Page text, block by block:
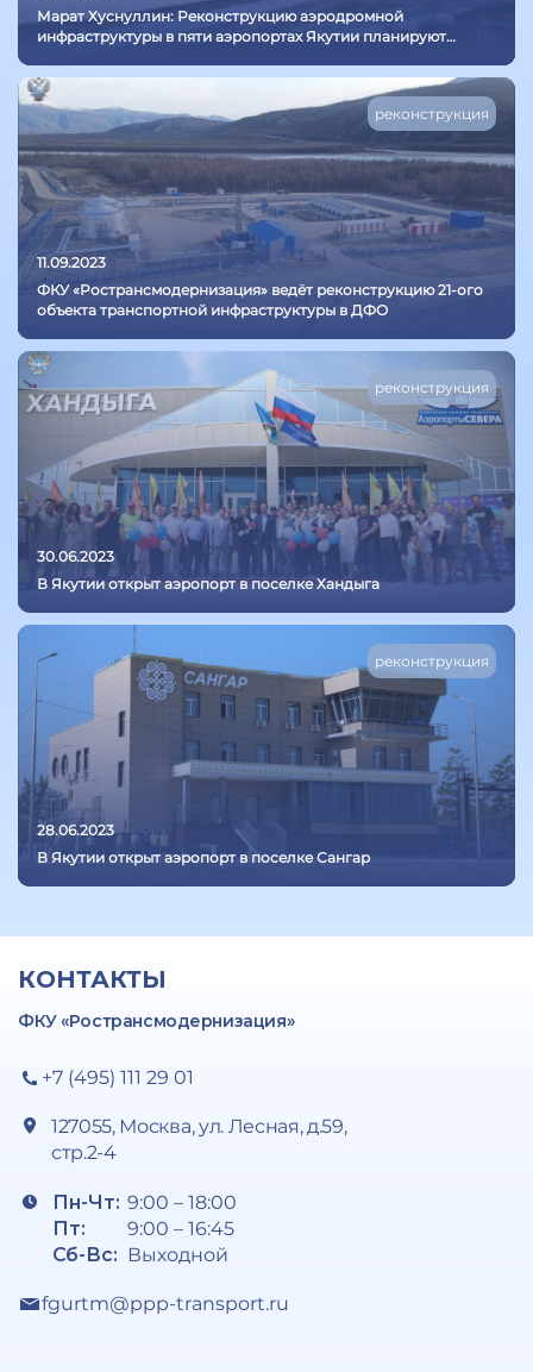
Марат Хуснуллин: Реконструкцию аэродромной
инфраструктуры в пяти аэропортах Якутии планируют
реконструкция
11.09.2023
ФКУ «Ространсмодернизация» ведёт реконструкцию 21-ого
объекта транспортной инфраструктуры в ДФО
реконструкция
30.06.2023
В Якутии открыт аэропорт в поселке Хандыга
реконструкция
28.06.2023
В Якутии открыт аэропорт в поселке Сангар
КОНТАКТЫ
ФКУ «Ространсмодернизация»
+7 (495) 111 29 01
127055, Москва, ул. Лесная, д.59,
стр.2-4
Пн-Чт:
Пт:
Сб-Вс:
9:00 – 18:00
9:00 – 16:45
Выходной
fgurtm@ppp-transport.ru